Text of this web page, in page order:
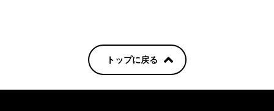
トップに戻る